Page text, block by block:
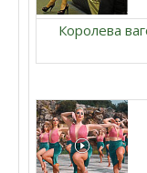
Королева